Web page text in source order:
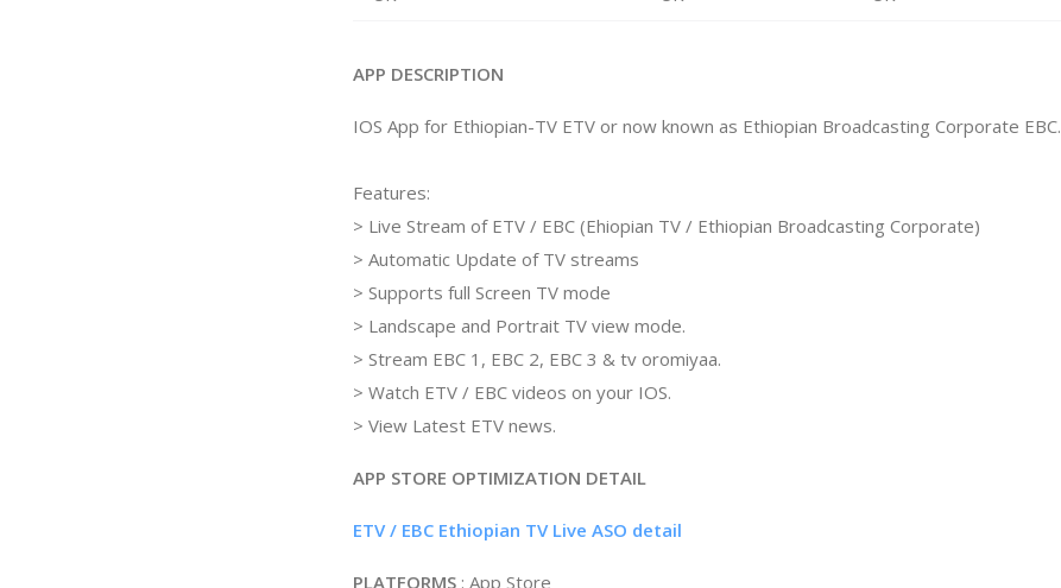
APP DESCRIPTION
IOS App for Ethiopian-TV ETV or now known as Ethiopian Broadcasting Corporate EBC.
Features:
> Live Stream of ETV / EBC (Ehiopian TV / Ethiopian Broadcasting Corporate)
> Automatic Update of TV streams
> Supports full Screen TV mode
> Landscape and Portrait TV view mode.
> Stream EBC 1, EBC 2, EBC 3 & tv oromiyaa.
> Watch ETV / EBC videos on your IOS.
> View Latest ETV news.
APP STORE OPTIMIZATION DETAIL
ETV / EBC Ethiopian TV Live ASO detail
PLATFORMS : App Store